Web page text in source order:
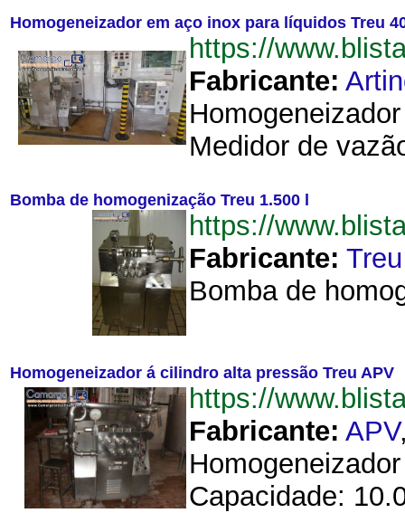
Homogeneizador em aço inox para líquidos Treu
https://
Fabricante:
Medidor de
Bomba de homogenização Treu 1.500 l
https://
Fabricante: Treu
Bomba de
Homogeneizador á cilindro alta pressão Treu APV
https://
Fabricante: APV
Capacidade: